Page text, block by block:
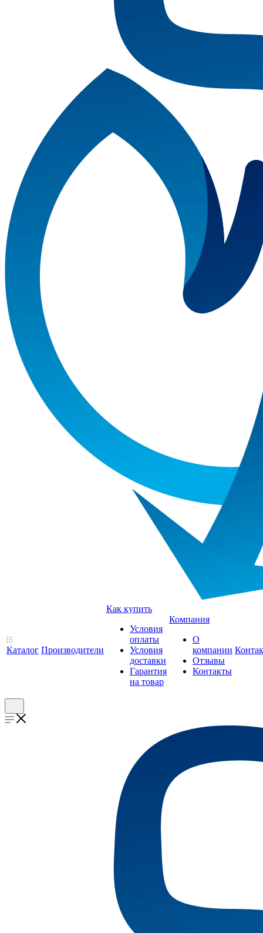
Каталог Производители
Как купить
Условия
оплаты
Условия
доставки
Гарантия
на товар
Компания
О
компании
Отзывы
Контакты